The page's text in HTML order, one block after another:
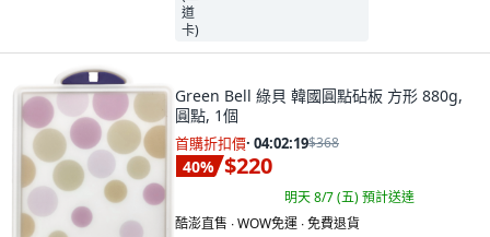
Green Bell 綠貝 韓國圓點砧板 方形 880g,
圓點, 1個
首購折扣價· 04:02:18$368
40% $220
明天 8/7 (五)預計送達
酷澎直售 ∙ WOW免運 ∙ 免費退貨